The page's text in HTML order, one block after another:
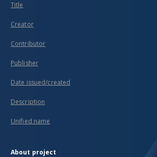
Title
Creator
Contributor
Publisher
Date issued/created
Description
Unified name
About project